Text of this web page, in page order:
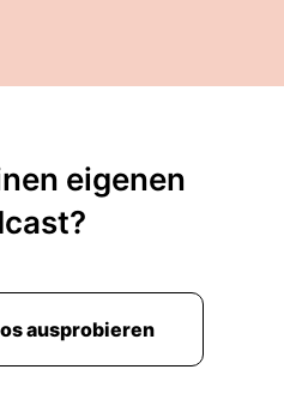
eigenen
ausprobieren